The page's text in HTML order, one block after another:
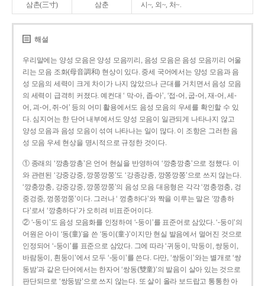
삼촌(三寸) 삼춘 시~, 외~, 처~.
해설
우리말에는 양성 모음은 양성 모음끼리, 음성 모음은 음성 모음끼리 어울
리는 모음 조화(母音調和) 현상이 있다. 중세 국어에서는 양성 모음과 음
성 모음의 세력이 크게 차이가 나지 않았으나 근대를 거치면서 음성 모음
의 세력이 급격히 커졌다. 예컨대 ‘ 막-아, 좁-아’, ‘접-어, 굽-어, 재-어, 세-
어, 괴-어, 쥐-어’ 등의 어미 활용에서도 음성 모음의 우세를 확인할 수 있
다. 심지어는 한 단어 내부에서도 양성 모음이 일관되게 나타나지 않고
양성 모음과 음성 모음이 섞여 나타나는 일이 많다. 이 조항은 그러한 음
성 모음 우세 현상을 명시적으로 규정한 것이다.
① 종래의 ‘깡총깡총’은 언어 현실을 반영하여 ‘깡충깡충’으로 정했다. 이
와 관련된 ‘강중강중, 깡쭝깡쭝’도 ‘강종강종, 깡쫑깡쫑’으로 쓰지 않는다.
‘깡충깡충, 강중강중, 깡쭝깡쭝’의 음성 모음 대응형은 각각 ‘껑충껑충, 겅
중겅중, 껑쭝껑쭝’이다. 그러나 ‘ 껑충하다’와 짝을 이루는 말은 ‘깡총하
다’로서 ‘깡충하다’가 오히려 비표준어이다.
② ‘-동이’도 음성 모음화를 인정하여 ‘-둥이’를 표준어로 삼았다. ‘-둥이’의
어원은 아이 ‘동(童)’을 쓴 ‘동이(童-)’이지만 현실 발음에서 멀어진 것으로
인정되어 ‘-둥이’를 표준으로 삼았다. 그에 따라 ‘귀둥이, 막둥이, 쌍둥이,
바람둥이, 흰둥이’에서 모두 ‘-둥이’를 쓴다. 다만, ‘쌍둥이’와는 별개로 ‘쌍
동밤’과 같은 단어에서는 한자어 ‘쌍동(雙童)’의 발음이 살아 있는 것으로
판단되므로 ‘쌍둥밤’으로 쓰지 않는다. 또 살이 올라 보드랍고 통통한 아